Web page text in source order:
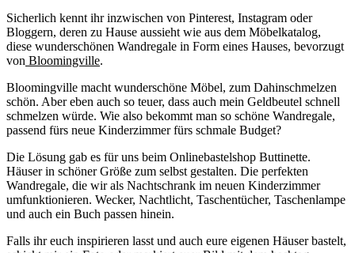
Sicherlich kennt ihr inzwischen von Pinterest, Instagram oder
Bloggern, deren zu Hause aussieht wie aus dem Möbelkatalog,
diese wunderschönen Wandregale in Form eines Hauses, bevorzugt
von Bloomingville.
Bloomingville macht wunderschöne Möbel, zum Dahinschmelzen
schön. Aber eben auch so teuer, dass auch mein Geldbeutel schnell
schmelzen würde. Wie also bekommt man so schöne Wandregale,
passend fürs neue Kinderzimmer fürs schmale Budget?
Die Lösung gab es für uns beim Onlinebastelshop Buttinette.
Häuser in schöner Größe zum selbst gestalten. Die perfekten
Wandregale, die wir als Nachtschrank im neuen Kinderzimmer
umfunktionieren. Wecker, Nachtlicht, Taschentücher, Taschenlampe
und auch ein Buch passen hinein.
Falls ihr euch inspirieren lasst und auch eure eigenen Häuser bastelt,